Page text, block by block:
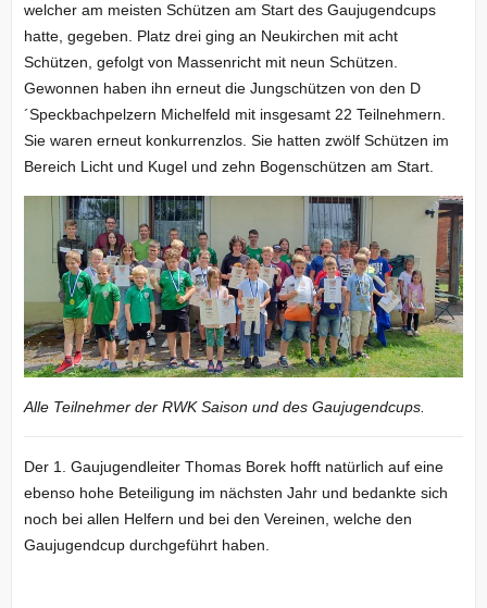
welcher am meisten Schützen am Start des Gaujugendcups
hatte, gegeben. Platz drei ging an Neukirchen mit acht
Schützen, gefolgt von Massenricht mit neun Schützen.
Gewonnen haben ihn erneut die Jungschützen von den D
´Speckbachpelzern Michelfeld mit insgesamt 22 Teilnehmern.
Sie waren erneut konkurrenzlos. Sie hatten zwölf Schützen im
Bereich Licht und Kugel und zehn Bogenschützen am Start.
Alle Teilnehmer der RWK Saison und des Gaujugendcups.
Der 1. Gaujugendleiter Thomas Borek hofft natürlich auf eine
ebenso hohe Beteiligung im nächsten Jahr und bedankte sich
noch bei allen Helfern und bei den Vereinen, welche den
Gaujugendcup durchgeführt haben.